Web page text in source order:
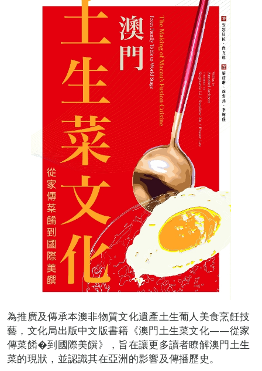
為推廣及傳承本澳非物質文化遺產土生葡人美食烹飪技
藝，文化局出版中文版書籍《澳門土生菜文化——從家
傳菜餚�到國際美饌》，旨在讓更多讀者瞭解澳門土生
菜的現狀，並認識其在亞洲的影響及傳播歷史。